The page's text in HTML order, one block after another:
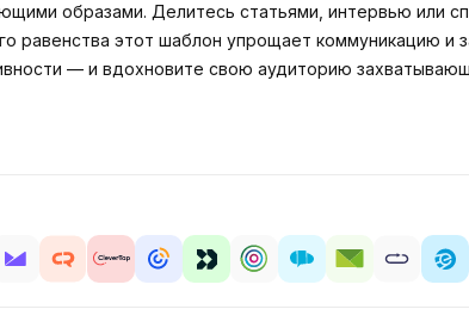
образами. Делитесь статьями, интервью или
равенства этот шаблон упрощает коммуникацию и
— и вдохновите свою аудиторию